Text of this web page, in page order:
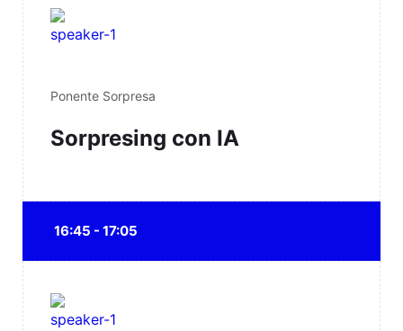
Ponente Sorpresa
Sorpresing con IA
16:45 - 17:05